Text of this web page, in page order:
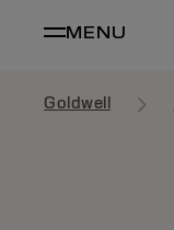
MENU
Goldwell